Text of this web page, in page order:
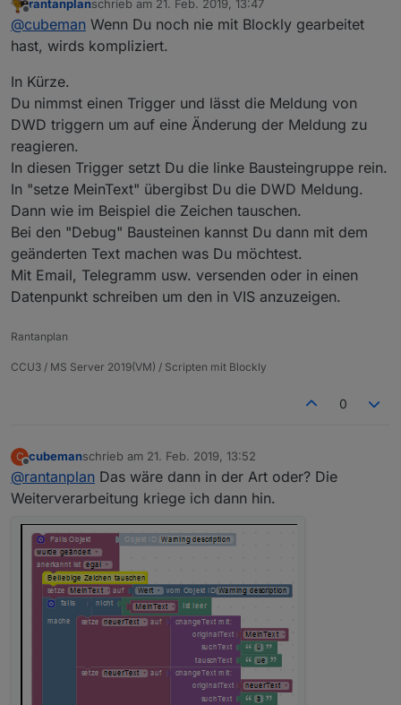
Offline
rantanplanschrieb am 21. Feb. 2019, 13:47
zuletzt editiert von
@cubeman Wenn Du noch nie mit Blockly gearbeitet
hast, wirds kompliziert.
In Kürze.
Du nimmst einen Trigger und lässt die Meldung von
DWD triggern um auf eine Änderung der Meldung zu
reagieren.
In diesen Trigger setzt Du die linke Bausteingruppe rein.
In "setze MeinText" übergibst Du die DWD Meldung.
Dann wie im Beispiel die Zeichen tauschen.
Bei den "Debug" Bausteinen kannst Du dann mit dem
geänderten Text machen was Du möchtest.
Mit Email, Telegramm usw. versenden oder in einen
Datenpunkt schreiben um den in VIS anzuzeigen.
Rantanplan
CCU3 / MS Server 2019(VM) / Scripten mit Blockly
0
C
Offline
cubemanschrieb am 21. Feb. 2019, 13:52
zuletzt editiert von
@rantanplan Das wäre dann in der Art oder? Die
Weiterverarbeitung kriege ich dann hin.